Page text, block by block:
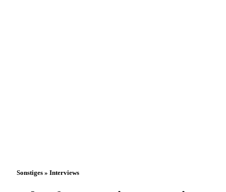
Sonstiges » Interviews